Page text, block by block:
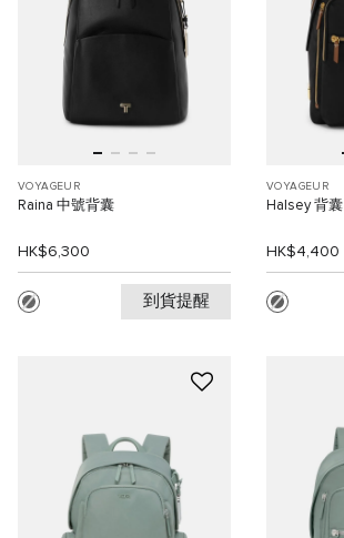
VOYAGEUR
Raina 中號背囊
HK$6,300
到貨提醒
VOYAGEUR
Halsey 背囊
HK$4,400